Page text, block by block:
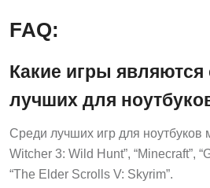
FAQ:
Какие игры
лучших для
Среди лучших игр для ноутбуков
Witcher 3: Wild Hunt”, “Minecraft”,
“The Elder Scrolls V: Skyrim”.